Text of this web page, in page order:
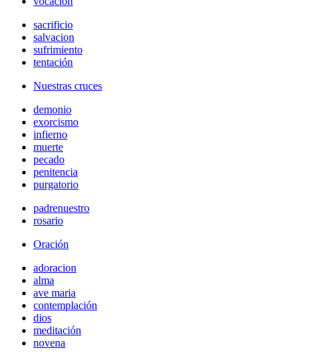
sacrificio
salvacion
sufrimiento
tentación
Nuestras cruces
demonio
exorcismo
infierno
muerte
pecado
penitencia
purgatorio
padrenuestro
rosario
Oración
adoracion
alma
ave maria
contemplación
dios
meditación
novena